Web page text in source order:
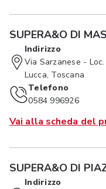
SUPERA&O DI
Indirizzo
Via Sarzanese -
Lucca, Toscana
Telefono
0584 996926
Vai alla scheda del
SUPERA&O DI
Indirizzo